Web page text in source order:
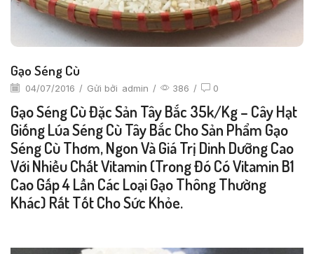
Gạo Séng Cù
04/07/2016 / Gửi bởi admin / 386 / 0
Gạo Séng Cù Đặc Sản Tây Bắc 35k/kg – Cây Hạt
Giống Lúa Séng Cù Tây Bắc Cho Sản Phẩm Gạo
Séng Cù Thơm, Ngon Và Giá Trị Dinh Dưỡng Cao
Với Nhiều Chất Vitamin (trong Đó Có Vitamin B1
Cao Gấp 4 Lần Các Loại Gạo Thông Thường
Khác) Rất Tốt Cho Sức Khỏe.